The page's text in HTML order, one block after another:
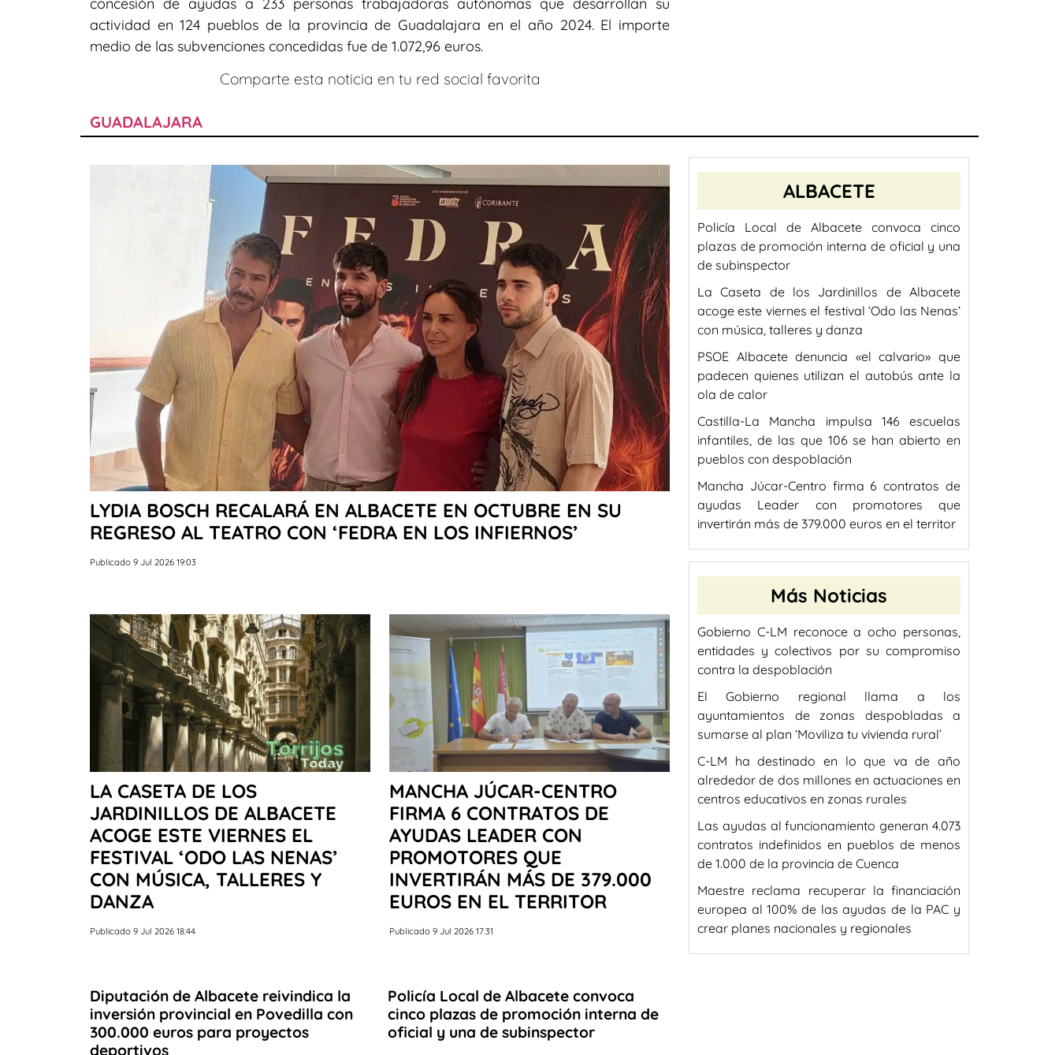
actividad en 124 pueblos de la provincia de Guadalajara en el año 2024. El importe
medio de las subvenciones concedidas fue de 1.072,96 euros.
Comparte esta noticia en tu red social favorita
GUADALAJARA
LYDIA BOSCH RECALARÁ EN ALBACETE EN OCTUBRE EN SU
REGRESO AL TEATRO CON ‘FEDRA EN LOS INFIERNOS’
Publicado 9 Jul 2026 19:03
LA CASETA DE LOS
JARDINILLOS DE ALBACETE
ACOGE ESTE VIERNES EL
FESTIVAL ‘ODO LAS NENAS’
CON MÚSICA, TALLERES Y
DANZA
Publicado 9 Jul 2026 18:44
MANCHA JÚCAR-CENTRO
FIRMA 6 CONTRATOS DE
AYUDAS LEADER CON
PROMOTORES QUE
INVERTIRÁN MÁS DE 379.000
EUROS EN EL TERRITOR
Publicado 9 Jul 2026 17:31
Diputación de Albacete reivindica la
inversión provincial en Povedilla con
300.000 euros para proyectos
deportivos
Policía Local de Albacete convoca
cinco plazas de promoción interna de
oficial y una de subinspector
ALBACETE
Policía Local de Albacete convoca cinco
plazas de promoción interna de oficial y una
de subinspector
La Caseta de los Jardinillos de Albacete
acoge este viernes el festival ‘Odo las Nenas’
con música, talleres y danza
PSOE Albacete denuncia «el calvario» que
padecen quienes utilizan el autobús ante la
ola de calor
Castilla-La Mancha impulsa 146 escuelas
infantiles, de las que 106 se han abierto en
pueblos con despoblación
Mancha Júcar-Centro firma 6 contratos de
ayudas Leader con promotores que
invertirán más de 379.000 euros en el territor
Más Noticias
Gobierno C-LM reconoce a ocho personas,
entidades y colectivos por su compromiso
contra la despoblación
El Gobierno regional llama a los
ayuntamientos de zonas despobladas a
sumarse al plan ‘Moviliza tu vivienda rural’
C-LM ha destinado en lo que va de año
alrededor de dos millones en actuaciones en
centros educativos en zonas rurales
Las ayudas al funcionamiento generan 4.073
contratos indefinidos en pueblos de menos
de 1.000 de la provincia de Cuenca
Maestre reclama recuperar la financiación
europea al 100% de las ayudas de la PAC y
crear planes nacionales y regionales